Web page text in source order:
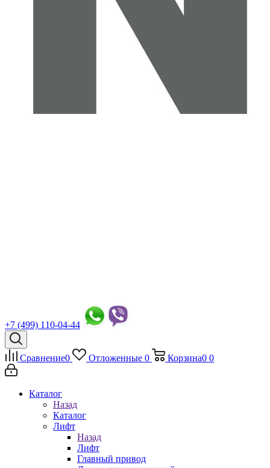
+7 (499) 110-04-44
Сравнение0 Отложенные 0 Корзина0 0
Каталог
Назад
Каталог
Лифт
Назад
Лифт
Главный привод